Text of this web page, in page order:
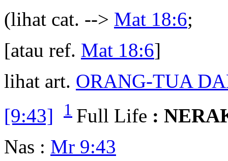
(lihat cat. --> Mat 18:6;
[atau ref. Mat 18:6]
lihat art. ORANG-TUA
[9:43]
1 Full Life :
Nas : Mr 9:43